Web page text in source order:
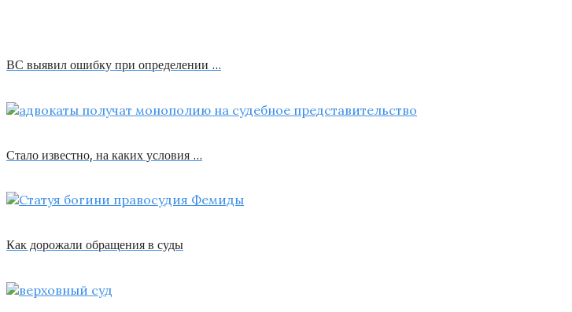
ВС выявил ошибку при определении …
Стало известно, на каких условия …
Как дорожали обращения в суды